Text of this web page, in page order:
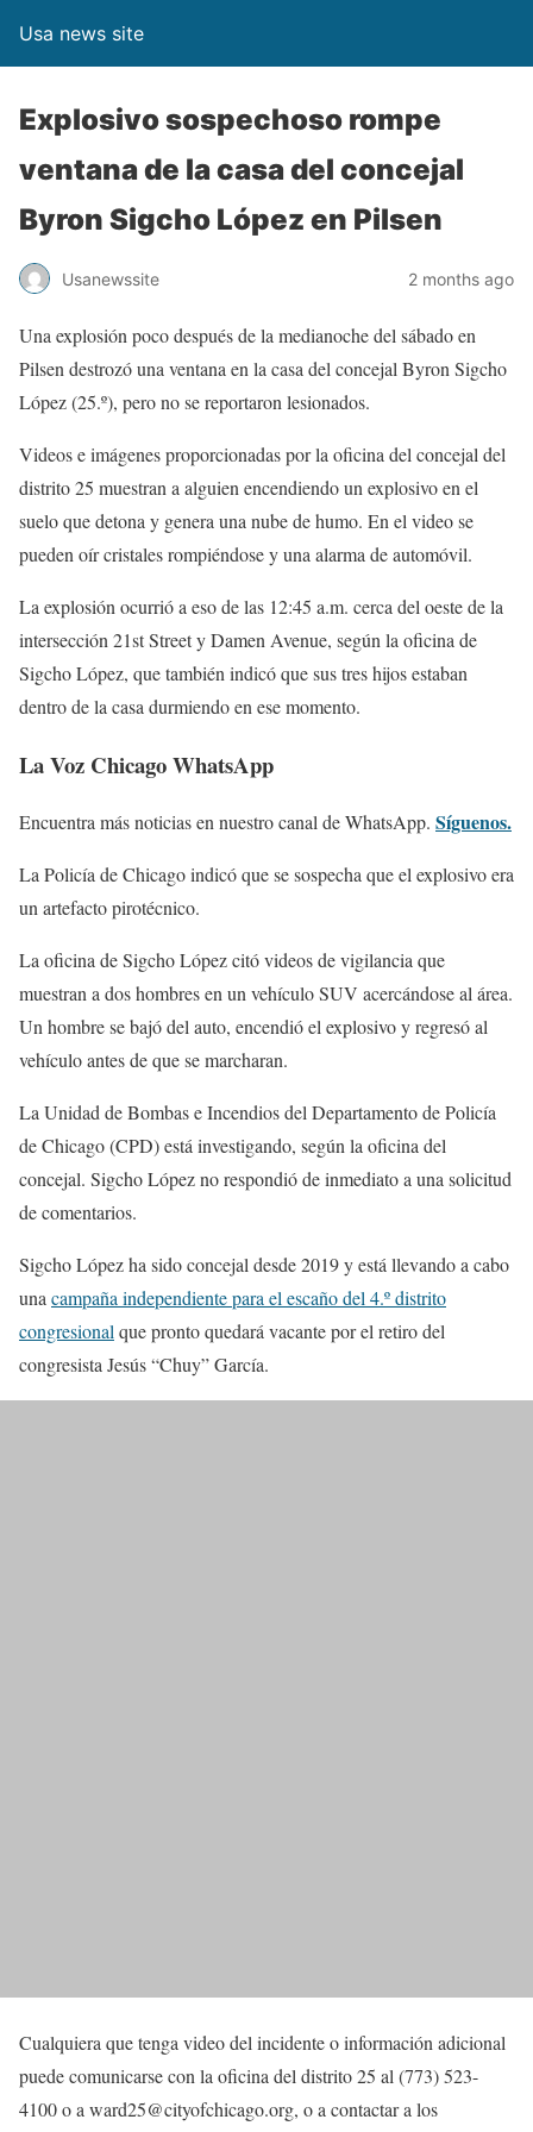
Usa news site
Explosivo sospechoso rompe
ventana de la casa del concejal
Byron Sigcho López en Pilsen
Usanewssite 2 months ago
Una explosión poco después de la medianoche del sábado en
Pilsen destrozó una ventana en la casa del concejal Byron Sigcho
López (25.º), pero no se reportaron lesionados.
Videos e imágenes proporcionadas por la oficina del concejal del
distrito 25 muestran a alguien encendiendo un explosivo en el
suelo que detona y genera una nube de humo. En el video se
pueden oír cristales rompiéndose y una alarma de automóvil.
La explosión ocurrió a eso de las 12:45 a.m. cerca del oeste de la
intersección 21st Street y Damen Avenue, según la oficina de
Sigcho López, que también indicó que sus tres hijos estaban
dentro de la casa durmiendo en ese momento.
La Voz Chicago WhatsApp
Encuentra más noticias en nuestro canal de WhatsApp. Síguenos.
La Policía de Chicago indicó que se sospecha que el explosivo era
un artefacto pirotécnico.
La oficina de Sigcho López citó videos de vigilancia que
muestran a dos hombres en un vehículo SUV acercándose al área.
Un hombre se bajó del auto, encendió el explosivo y regresó al
vehículo antes de que se marcharan.
La Unidad de Bombas e Incendios del Departamento de Policía
de Chicago (CPD) está investigando, según la oficina del
concejal. Sigcho López no respondió de inmediato a una solicitud
de comentarios.
Sigcho López ha sido concejal desde 2019 y está llevando a cabo
unacampaña independiente para el escaño del 4.º distrito
congresionalque pronto quedará vacante por el retiro del
congresista Jesús “Chuy” García.
Cualquiera que tenga video del incidente o información adicional
puede comunicarse con la oficina del distrito 25 al (773) 523-
4100 o a ward25@cityofchicago.org, o a contactar a los